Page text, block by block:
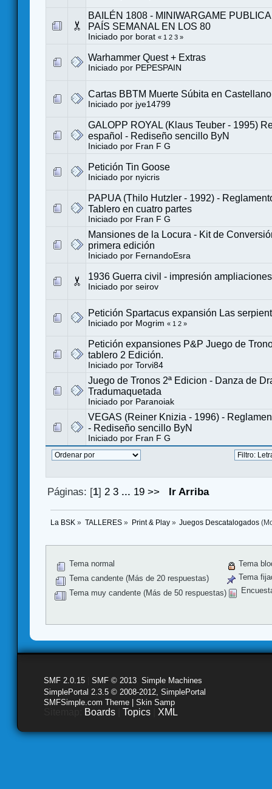
BAILÉN 1808 - MINIWARGAME
PAÍS SEMANAL EN LOS 80
Iniciado por borat « 1 2 3 »
Warhammer Quest + Extras
Iniciado por PEPESPAIN
Cartas BBTM Muerte Súbita en Castellano
Iniciado por jye14799
GALOPP ROYAL (Klaus Teuber - 1995)
español - Rediseño sencillo ByN
Iniciado por Fran F G
Petición Tin Goose
Iniciado por nyicris
PAPUA (Thilo Hutzler - 1992) -
Tablero en cuatro partes
Iniciado por Fran F G
Mansiones de la Locura - Kit de
primera edición
Iniciado por FernandoEsra
1936 Guerra civil - impresión ampliaciones
Iniciado por seirov
Petición Spartacus expansión Las
Iniciado por Mogrim « 1 2 »
Petición expansiones P&P Juego de
tablero 2 Edición.
Iniciado por Torvi84
Juego de Tronos 2ª Edicion - Danza de
Tradumaquetada
Iniciado por Paranoiak
VEGAS (Reiner Knizia - 1996) -
- Rediseño sencillo ByN
Iniciado por Fran F G
Páginas: [1] 2 3 ... 19 >> Ir Arriba
La BSK » TALLERES» Print & Play» Juegos Descatalogados
Tema normal
Tema candente (Más de 20 respuestas)
Tema muy candente (Más de 50 respuestas)
Tema
Tema
SMF 2.0.15 SMF © 2013 Simple Machines
SimplePortal 2.3.5 © 2008-2012, SimplePortal
SMFSimple.com Theme | Skin Samp
Boards Topics XML